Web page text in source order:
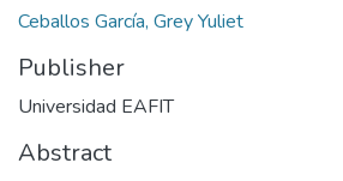
Ceballos García, Grey Yuliet
Publisher
Universidad EAFIT
Abstract